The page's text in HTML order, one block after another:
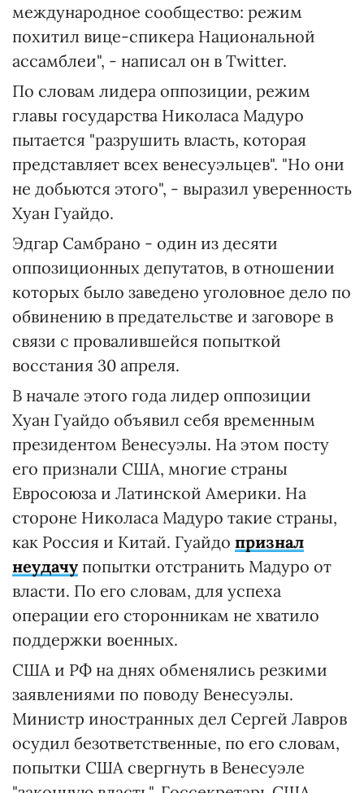
международное сообщество: режим
похитил вице-спикера Национальной
ассамблеи", - написал он в Twitter.
По словам лидера оппозиции, режим
главы государства Николаса Мадуро
пытается "разрушить власть, которая
представляет всех венесуэльцев". "Но они
не добьются этого", - выразил уверенность
Хуан Гуайдо.
Эдгар Самбрано - один из десяти
оппозиционных депутатов, в отношении
которых было заведено уголовное дело по
обвинению в предательстве и заговоре в
связи с провалившейся попыткой
восстания 30 апреля.
В начале этого года лидер оппозиции
Хуан Гуайдо объявил себя временным
президентом Венесуэлы. На этом посту
его признали США, многие страны
Евросоюза и Латинской Америки. На
стороне Николаса Мадуро такие страны,
как Россия и Китай. Гуайдо признал
неудачу попытки отстранить Мадуро от
власти. По его словам, для успеха
операции его сторонникам не хватило
поддержки военных.
США и РФ на днях обменялись резкими
заявлениями по поводу Венесуэлы.
Министр иностранных дел Сергей Лавров
осудил безответственные, по его словам,
попытки США свергнуть в Венесуэле